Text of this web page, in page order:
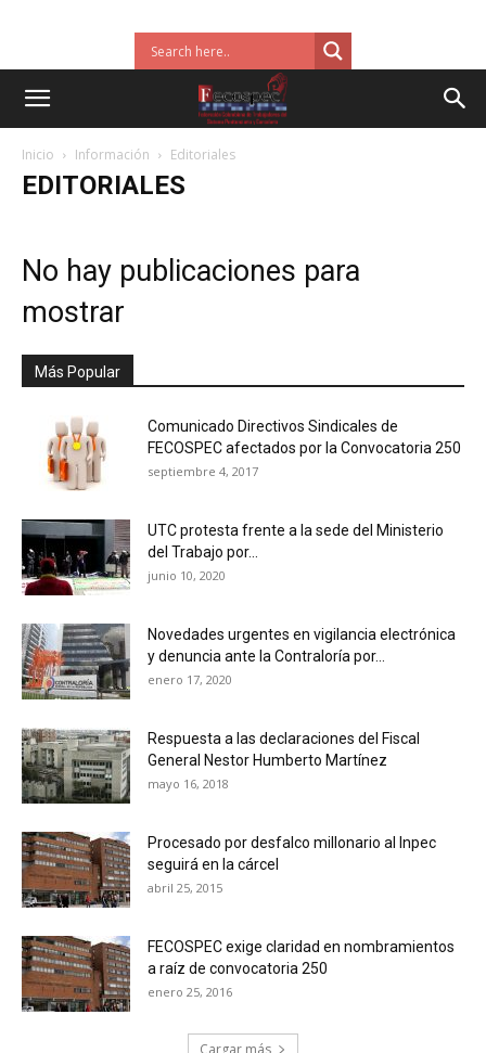
Inicio Información Editoriales
EDITORIALES
No hay publicaciones para
mostrar
Más Popular
Comunicado Directivos Sindicales de
FECOSPEC afectados por la Convocatoria 250
septiembre 4, 2017
UTC protesta frente a la sede del Ministerio
del Trabajo por...
junio 10, 2020
Novedades urgentes en vigilancia electrónica
y denuncia ante la Contraloría por...
enero 17, 2020
Respuesta a las declaraciones del Fiscal
General Nestor Humberto Martínez
mayo 16, 2018
Procesado por desfalco millonario al Inpec
seguirá en la cárcel
abril 25, 2015
FECOSPEC exige claridad en nombramientos
a raíz de convocatoria 250
enero 25, 2016
Cargar más